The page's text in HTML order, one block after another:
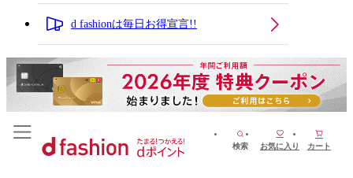
d fashionは毎日お得宣言!!
検索 お気に入り カート